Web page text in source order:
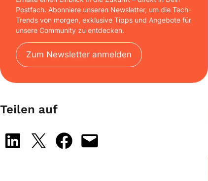
Postfach. Abonniere unseren Newsletter, um die Tech-
Trends von morgen, exklusive Tipps und Angebote für
unsere Community zu entdecken.
Zum Newsletter anmelden
Teilen auf
Share on LinkedIn
Share on X Share on Facebook
Email this Page